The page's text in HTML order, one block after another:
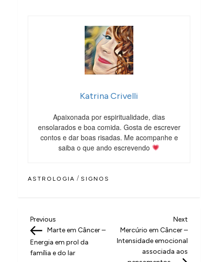
Katrina Crivelli
Apaixonada por espiritualidade, dias
ensolarados e boa comida. Gosta de escrever
contos e dar boas risadas. Me acompanhe e
saiba o que ando escrevendo
ASTROLOGIA /SIGNOS
N
a
v
Previous
Post
Previous
Marte em Câncer –
Energia em prol da
família e do lar
Next
Post
Next
Mercúrio em Câncer –
Intensidade emocional
associada aos